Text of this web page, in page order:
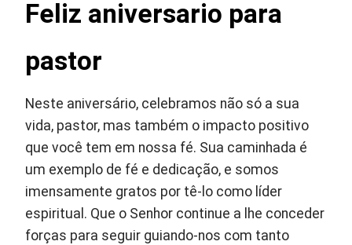
Feliz aniversario para
pastor
Neste aniversário, celebramos não só a sua
vida, pastor, mas também o impacto positivo
que você tem em nossa fé. Sua caminhada é
um exemplo de fé e dedicação, e somos
imensamente gratos por tê-lo como líder
espiritual. Que o Senhor continue a lhe conceder
forças para seguir guiando-nos com tanto